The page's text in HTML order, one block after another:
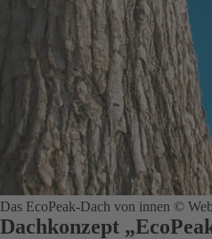
Das EcoPeak-Dach von innen ©
Dachkonzept